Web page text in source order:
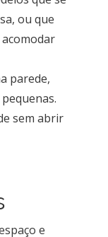
ou que
parede,
sem abrir
e